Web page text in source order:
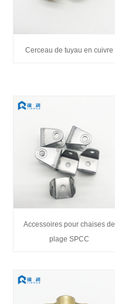
Cerceau de tuyau en cuivre
Accessoires pour chaises de
plage SPCC